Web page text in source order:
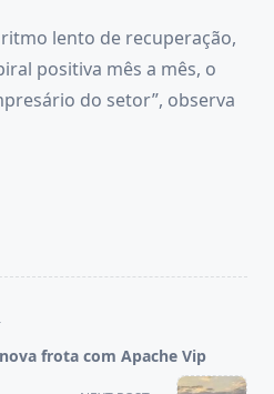
lento de recuperação,
positiva mês a mês, o
do setor”, observa
frota com Apache Vip